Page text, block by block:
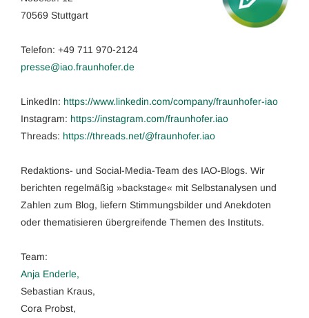
70569 Stuttgart
Telefon: +49 711 970-2124
presse@iao.fraunhofer.de
LinkedIn: https://www.linkedin.com/company/fraunhofer-iao
Instagram: https://instagram.com/fraunhofer.iao
Threads: https://threads.net/@fraunhofer.iao
Redaktions- und Social-Media-Team des IAO-Blogs. Wir
berichten regelmäßig »backstage« mit Selbstanalysen und
Zahlen zum Blog, liefern Stimmungsbilder und Anekdoten
oder thematisieren übergreifende Themen des Instituts.
Team:
Anja Enderle,
Sebastian Kraus,
Cora Probst,